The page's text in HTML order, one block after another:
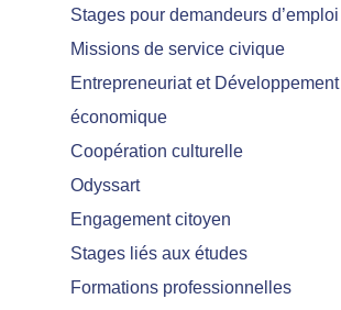
Stages pour demandeurs d’emploi
Missions de service civique
Entrepreneuriat et Développement
économique
Coopération culturelle
Odyssart
Engagement citoyen
Stages liés aux études
Formations professionnelles